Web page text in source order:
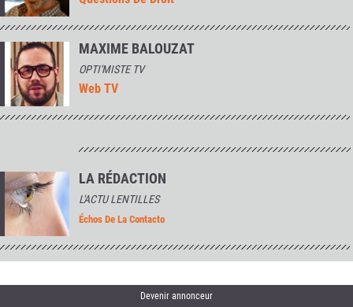
MAXIME BALOUZAT
OPTI'MISTE TV
Web TV
LA RÉDACTION
L'ACTU LENTILLES
Échos De La Contacto
Devenir annonceur